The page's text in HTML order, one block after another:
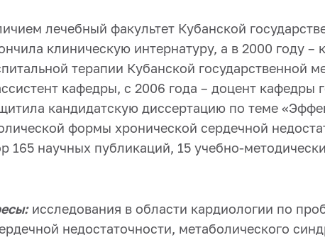
лечебный факультет Кубанской
клиническую интернатуру, а в 2000 году
терапии Кубанской государственной
кафедры, с 2006 года – доцент кафедры
кандидатскую диссертацию по теме
формы хронической сердечной
165 научных публикаций, 15 учебно-
исследования в области кардиологии по
недостаточности, метаболического